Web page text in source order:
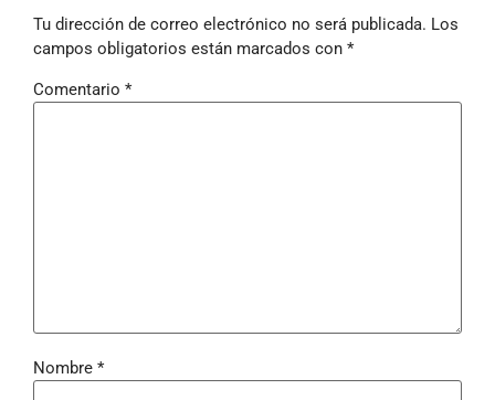
Tu dirección de correo electrónico no será publicada. Los
campos obligatorios están marcados con *
Comentario *
Nombre *